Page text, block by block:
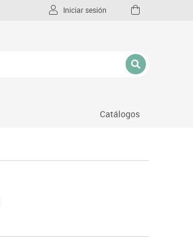
Iniciar sesión
Catálogos